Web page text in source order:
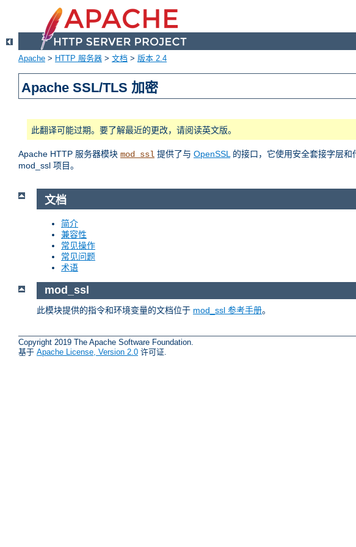
Apache > HTTP 服务器 > 文档 > 版本 2.4
Apache SSL/TLS 加密
此翻译可能过期。要了解最近的更改，请阅读英文版。
Apache HTTP 服务器模块 mod_ssl 提供了与 OpenSSL的接口，它使用安全套接字层和
mod_ssl 项目。
文档
简介
兼容性
常见操作
常见问题
术语
mod_ssl
此模块提供的指令和环境变量的文档位于 mod_ssl 参考手册。
Copyright 2019 The Apache Software Foundation.
基于 Apache License, Version 2.0 许可证.